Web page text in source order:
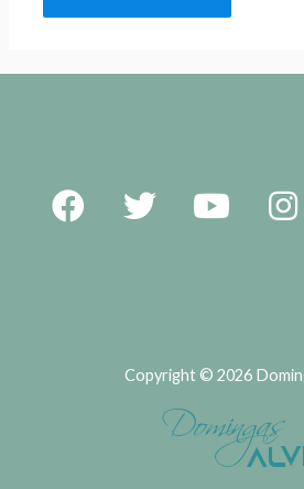
Copyright © 2026